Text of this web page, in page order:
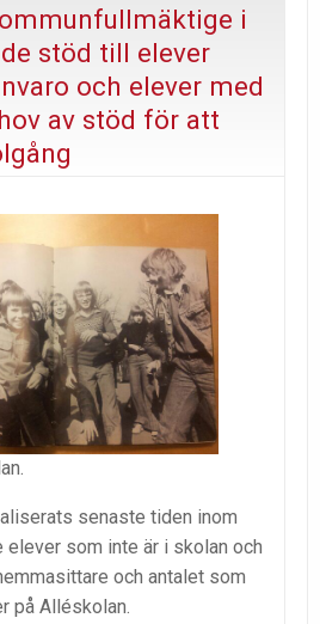
i
stöd till elever
och elever med
av stöd för att
senaste tiden inom
elever som inte är i skolan och
och antalet som
på Alléskolan.